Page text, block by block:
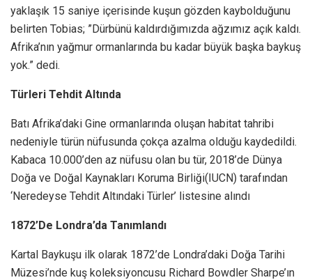
yaklaşık 15 saniye içerisinde kuşun gözden kaybolduğunu
belirten Tobias; ”Dürbünü kaldırdığımızda ağzımız açık kaldı.
Afrika’nın yağmur ormanlarında bu kadar büyük başka baykuş
yok.” dedi.
Türleri Tehdit Altında
Batı Afrika’daki Gine ormanlarında oluşan habitat tahribi
nedeniyle türün nüfusunda çokça azalma olduğu kaydedildi.
Kabaca 10.000’den az nüfusu olan bu tür, 2018’de Dünya
Doğa ve Doğal Kaynakları Koruma Birliği(IUCN) tarafından
‘Neredeyse Tehdit Altındaki Türler’ listesine alındı
1872’De Londra’da Tanımlandı
Kartal Baykuşu ilk olarak 1872’de Londra’daki Doğa Tarihi
Müzesi’nde kuş koleksiyoncusu Richard Bowdler Sharpe’ın